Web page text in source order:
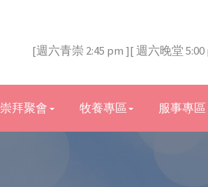
[週六青崇 2:45 pm ][ 週六晚堂 5:00
崇拜聚會 牧養專區 服事專區